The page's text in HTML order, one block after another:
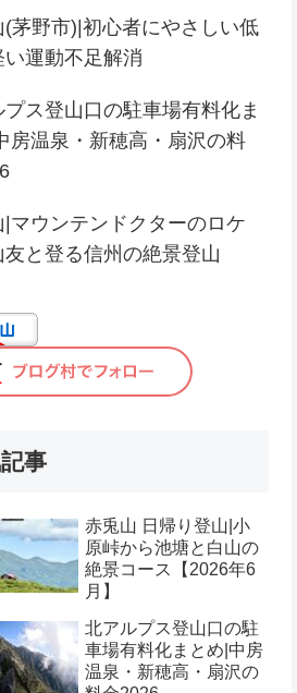
(茅野市)|初心者にやさしい低
い運動不足解消
ス登山口の駐車場有料化ま
房温泉・新穂高・扇沢の料
|マウンテンドクターのロケ
友と登る信州の絶景登山
事
赤兎山 日帰り登山|小
原峠から池塘と白山の
絶景コース【2026年6
月】
北アルプス登山口の駐
車場有料化まとめ|中房
温泉・新穂高・扇沢の